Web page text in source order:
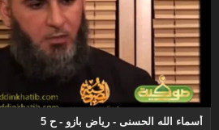
أسماء الله الحسنى - رياض بازو - ح 5